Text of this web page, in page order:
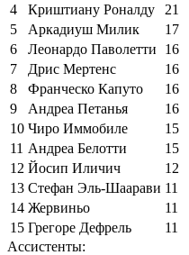
4
Криштиану Роналду
21
5
Аркадиуш Милик
17
6
Леонардо Паволетти
16
7
Дрис Мертенс
16
8
Франческо Капуто
16
9
Андреа Петанья
16
10 Чиро Иммобиле
15
11 Андреа Белотти
15
12 Йосип Иличич
12
13 Стефан Эль-Шаарави 11
14 Жервиньо
11
15 Грегоре Дефрель
11
Ассистенты: